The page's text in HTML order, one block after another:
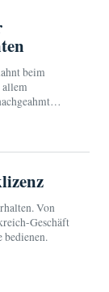
beim
Von
Geschäft
bedienen.